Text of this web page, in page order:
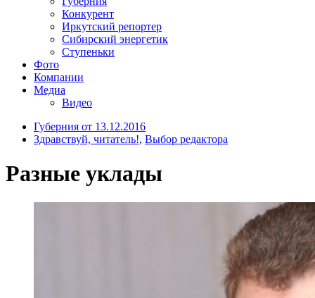
Конкурент
Иркутский репортер
Сибирский энергетик
Ступеньки
Фото
Компании
Медиа
Видео
Губерния от 13.12.2016
Здравствуй, читатель!, Выбор редактора
Разные уклады